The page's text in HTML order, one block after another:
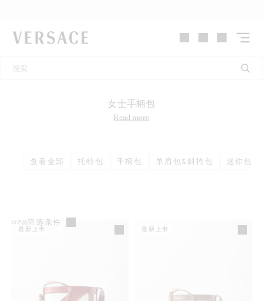
VERSACE | 主页
女士手柄包
Read more
查看全部 托特包 手柄包 单肩包&斜挎包 迷你包
73 产品 筛选条件
最新上市 最新上市